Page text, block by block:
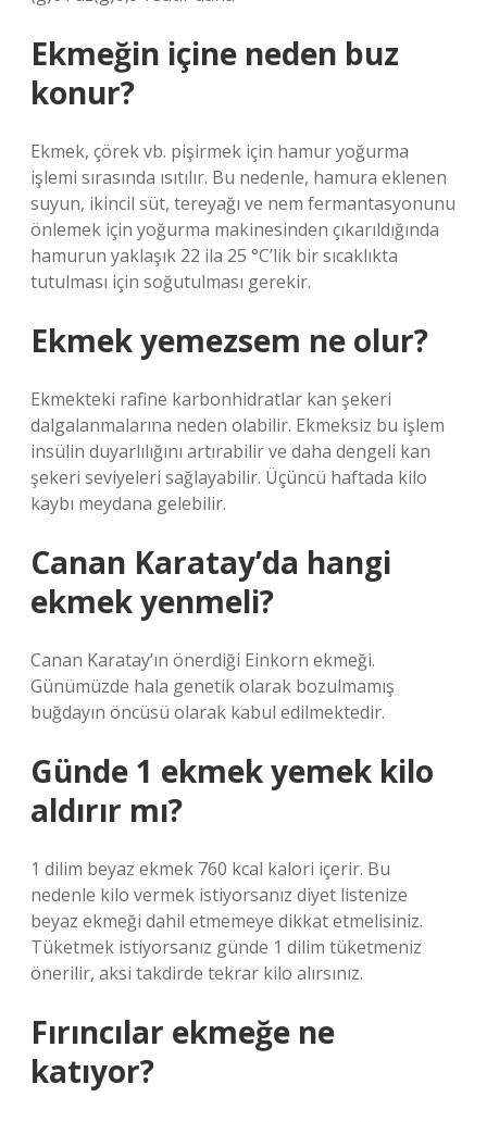
Ekmeğin içine neden buz
konur?
Ekmek, çörek vb. pişirmek için hamur yoğurma
işlemi sırasında ısıtılır. Bu nedenle, hamura eklenen
suyun, ikincil süt, tereyağı ve nem fermantasyonunu
önlemek için yoğurma makinesinden çıkarıldığında
hamurun yaklaşık 22 ila 25 °C’lik bir sıcaklıkta
tutulması için soğutulması gerekir.
Ekmek yemezsem ne olur?
Ekmekteki rafine karbonhidratlar kan şekeri
dalgalanmalarına neden olabilir. Ekmeksiz bu işlem
insülin duyarlılığını artırabilir ve daha dengeli kan
şekeri seviyeleri sağlayabilir. Üçüncü haftada kilo
kaybı meydana gelebilir.
Canan Karatay’da hangi
ekmek yenmeli?
Canan Karatay’ın önerdiği Einkorn ekmeği.
Günümüzde hala genetik olarak bozulmamış
buğdayın öncüsü olarak kabul edilmektedir.
Günde 1 ekmek yemek kilo
aldırır mı?
1 dilim beyaz ekmek 760 kcal kalori içerir. Bu
nedenle kilo vermek istiyorsanız diyet listenize
beyaz ekmeği dahil etmemeye dikkat etmelisiniz.
Tüketmek istiyorsanız günde 1 dilim tüketmeniz
önerilir, aksi takdirde tekrar kilo alırsınız.
Fırıncılar ekmeğe ne
katıyor?